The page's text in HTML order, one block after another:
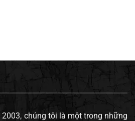
chúng tôi là một trong những